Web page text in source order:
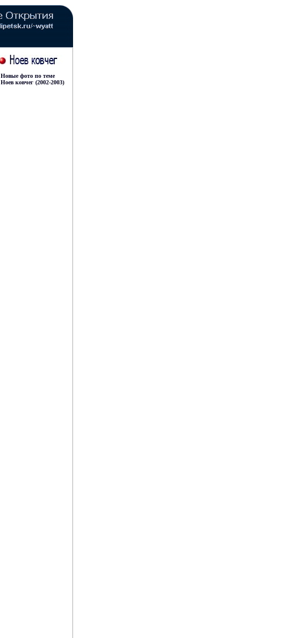
Новые фото по теме
Ноев ковчег (2002-2003)